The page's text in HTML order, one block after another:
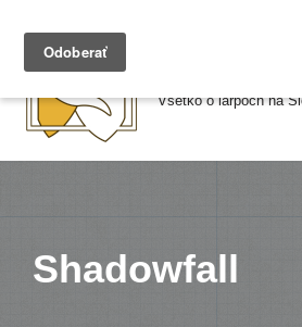
Preskočiť
Všetko o larpoch na
Shadowfall